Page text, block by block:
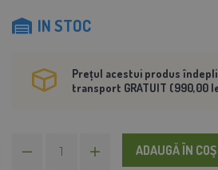
IN STOC
Prețul acestui produs
transport GRATUIT (990,00
ADAUGĂ ÎN COŞ